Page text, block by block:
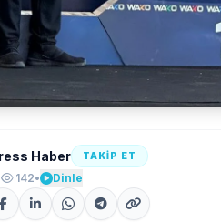
Haber TAKİP ET
142•
Dinle